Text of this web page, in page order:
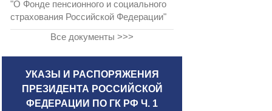
"О Фонде пенсионного и социального
страхования Российской Федерации"
Все документы >>>
УКАЗЫ И РАСПОРЯЖЕНИЯ
ПРЕЗИДЕНТА РОССИЙСКОЙ
ФЕДЕРАЦИИ ПО ГК РФ Ч. 1